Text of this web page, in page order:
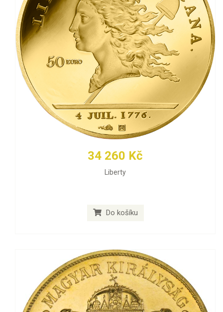
34 260 Kč
Liberty
Do košíku